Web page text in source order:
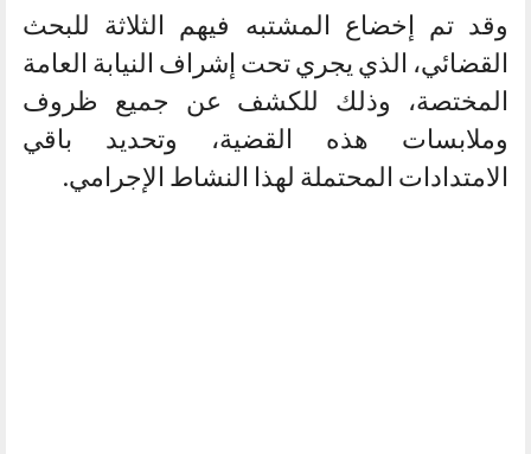
وقد تم إخضاع المشتبه فيهم الثلاثة للبحث
القضائي، الذي يجري تحت إشراف النيابة العامة
المختصة، وذلك للكشف عن جميع ظروف
وملابسات هذه القضية، وتحديد باقي
الامتدادات المحتملة لهذا النشاط الإجرامي.